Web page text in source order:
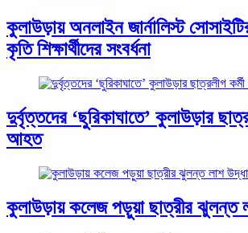
কুলাউড়ায় অনলাইন জার্নালিস্ট সোসাইটির
কৃতি শিক্ষার্থীদের সংবর্ধনা
দুর্বৃত্তদের ‘ছুরিকাঘাতে’ কুলাউড়ার
আহত
কুলাউড়ায় কলেজ পড়ুয়া ছাত্রীর ঝুলন্ত